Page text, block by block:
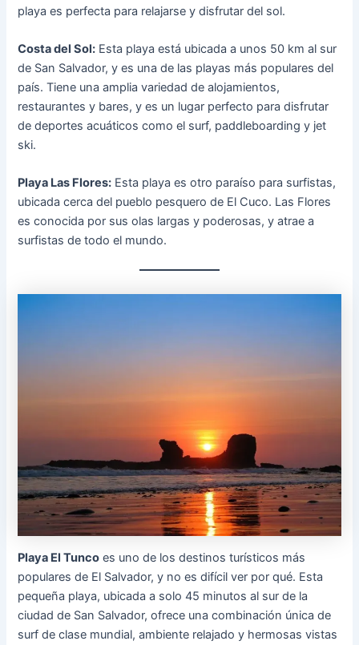
playa es perfecta para relajarse y disfrutar del sol.
Costa del Sol: Esta playa está ubicada a unos 50 km al sur
de San Salvador, y es una de las playas más populares del
país. Tiene una amplia variedad de alojamientos,
restaurantes y bares, y es un lugar perfecto para disfrutar
de deportes acuáticos como el surf, paddleboarding y jet
ski.
Playa Las Flores: Esta playa es otro paraíso para surfistas,
ubicada cerca del pueblo pesquero de El Cuco. Las Flores
es conocida por sus olas largas y poderosas, y atrae a
surfistas de todo el mundo.
Playa El Tunco es uno de los destinos turísticos más
populares de El Salvador, y no es difícil ver por qué. Esta
pequeña playa, ubicada a solo 45 minutos al sur de la
ciudad de San Salvador, ofrece una combinación única de
surf de clase mundial, ambiente relajado y hermosas vistas